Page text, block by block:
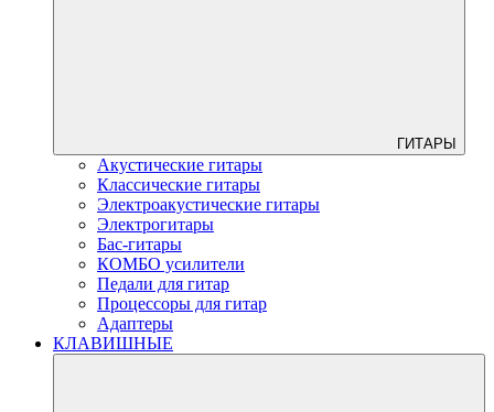
ГИТАРЫ
Акустические гитары
Классические гитары
Электроакустические гитары
Электрогитары
Бас-гитары
КОМБО усилители
Педали для гитар
Процессоры для гитар
Адаптеры
КЛАВИШНЫЕ